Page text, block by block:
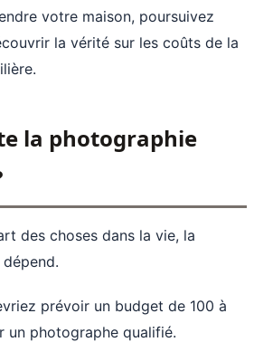
votre maison, poursuivez
la vérité sur les coûts de la
la photographie
des choses dans la vie, la
prévoir un budget de 100 à
un photographe qualifié.